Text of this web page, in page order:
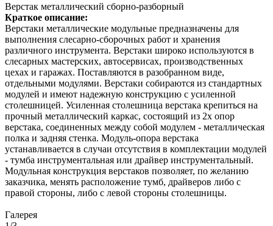
Верстак металлический сборно-разборный
Краткое описание:
Верстаки металлические модульные предназначены для
выполнения слесарно-сборочных работ и хранения
различного инструмента. Верстаки широко используются в
слесарных мастерских, автосервисах, производственных
цехах и гаражах. Поставляются в разобранном виде,
отдельными модулями. Верстаки собираются из стандартных
модулей и имеют надежную конструкцию с усиленной
столешницей. Усиленная столешница верстака крепиться на
прочный металлический каркас, состоящий из 2х опор
верстака, соединенных между собой модулем - металлическая
полка и задняя стенка. Модуль-опора верстака
устанавливается в случаи отсутствия в комплектации модулей
- тумба инструментальная или драйвер инструментальный.
Модульная конструкция верстаков позволяет, по желанию
заказчика, менять расположение тумб, драйверов либо с
правой стороны, либо с левой стороны столешницы.
Галерея